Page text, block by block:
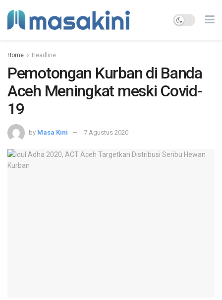
Home Headline
Pemotongan Kurban di Banda
Aceh Meningkat meski Covid-
19
by Masa Kini 7 Agustus 2020